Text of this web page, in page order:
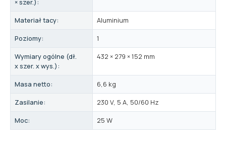
Materiał tacy:
Aluminium
Poziomy:
1
Wymiary ogólne (dł.
x szer. x wys.):
432 × 279 × 152 mm
Masa netto:
6,6 kg
Zasilanie:
230 V, 5 A, 50/60 Hz
Moc:
25 W